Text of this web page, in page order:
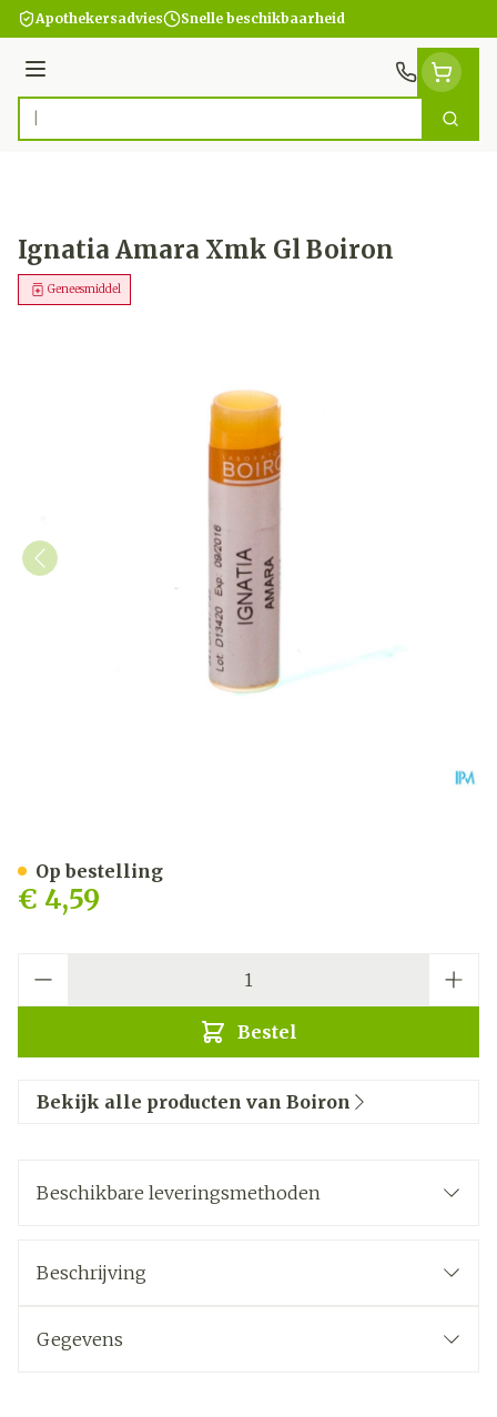
Ga naar de inhoud
Apothekersadvies Snelle beschikbaarheid
Menu
Product, merk, categorie... Zoek
Ignatia Amara Xmk Gl Boiron
Geneesmiddel
€ 4,59
Bestel
Op bestelling
Bekijk alle producten van Boiron
Beschikbare leveringsmethoden
Beschrijving
Gegevens